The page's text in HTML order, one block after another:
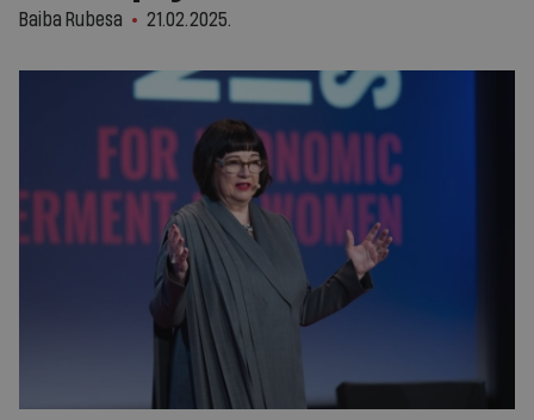
Baiba Rubesa 21.02.2025.